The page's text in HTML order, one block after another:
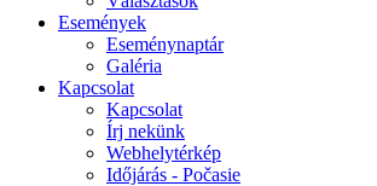
Események
Eseménynaptár
Galéria
Kapcsolat
Kapcsolat
Írj nekünk
Webhelytérkép
Időjárás - Počasie